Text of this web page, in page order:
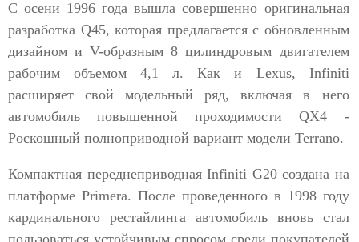
С осени 1996 года вышла совершенно оригинальная
разработка Q45, которая предлагается с обновленным
дизайном и V-образным 8 цилиндровым двигателем
рабочим объемом 4,1 л. Как и Lexus, Infiniti
расширяет свой модельный ряд, включая в него
автомобиль повышенной проходимости QX4 -
Роскошный полноприводной вариант модели Terrano.
Компактная переднеприводная Infiniti G20 создана на
платформе Primera. После проведенного в 1998 году
кардинального рестайлинга автомобиль вновь стал